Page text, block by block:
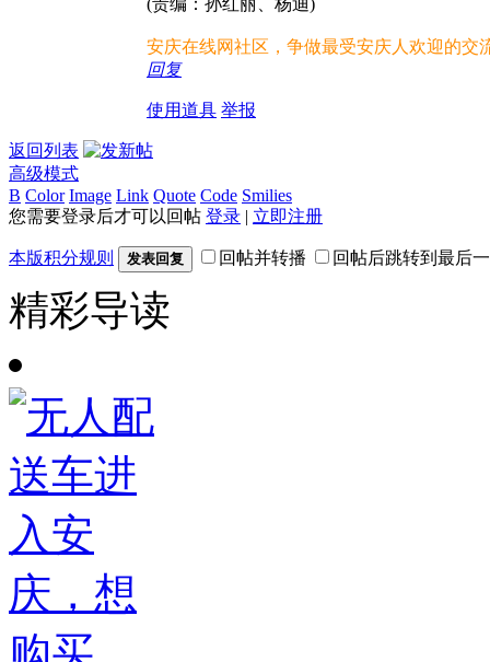
安庆在线网社区，争做最受安庆人欢迎的交
回复
使用道具 举报
返回列表
高级模式
B Color Image Link Quote Code Smilies
您需要登录后才可以回帖 登录 | 立即注册
本版积分规则 发表回复 回帖并转播 回帖后跳转到最后
精彩导读